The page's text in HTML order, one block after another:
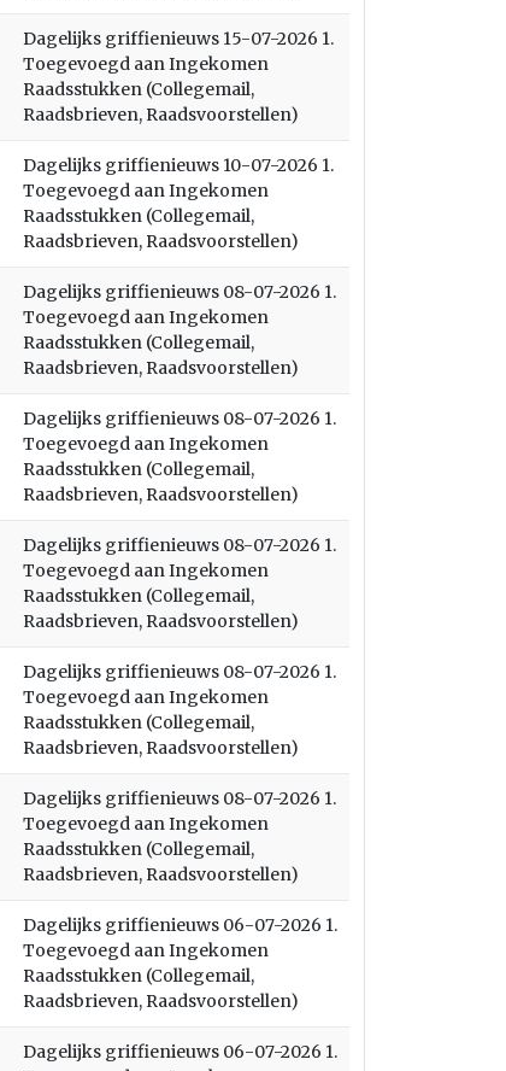
Dagelijks griffienieuws 15-07-2026 1.
Toegevoegd aan Ingekomen
Raadsstukken (Collegemail,
Raadsbrieven, Raadsvoorstellen)
Dagelijks griffienieuws 10-07-2026 1.
Toegevoegd aan Ingekomen
Raadsstukken (Collegemail,
Raadsbrieven, Raadsvoorstellen)
Dagelijks griffienieuws 08-07-2026 1.
Toegevoegd aan Ingekomen
Raadsstukken (Collegemail,
Raadsbrieven, Raadsvoorstellen)
Dagelijks griffienieuws 08-07-2026 1.
Toegevoegd aan Ingekomen
Raadsstukken (Collegemail,
Raadsbrieven, Raadsvoorstellen)
Dagelijks griffienieuws 08-07-2026 1.
Toegevoegd aan Ingekomen
Raadsstukken (Collegemail,
Raadsbrieven, Raadsvoorstellen)
Dagelijks griffienieuws 08-07-2026 1.
Toegevoegd aan Ingekomen
Raadsstukken (Collegemail,
Raadsbrieven, Raadsvoorstellen)
Dagelijks griffienieuws 08-07-2026 1.
Toegevoegd aan Ingekomen
Raadsstukken (Collegemail,
Raadsbrieven, Raadsvoorstellen)
Dagelijks griffienieuws 06-07-2026 1.
Toegevoegd aan Ingekomen
Raadsstukken (Collegemail,
Raadsbrieven, Raadsvoorstellen)
Dagelijks griffienieuws 06-07-2026 1.